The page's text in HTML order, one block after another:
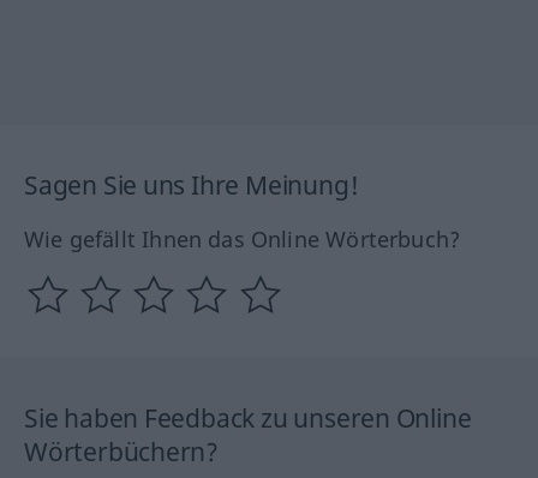
Sagen Sie uns Ihre Meinung!
Wie gefällt Ihnen das Online Wörterbuch?
Sie haben Feedback zu unseren Online
Wörterbüchern?